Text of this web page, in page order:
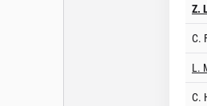
Z.
C.
L.
C.